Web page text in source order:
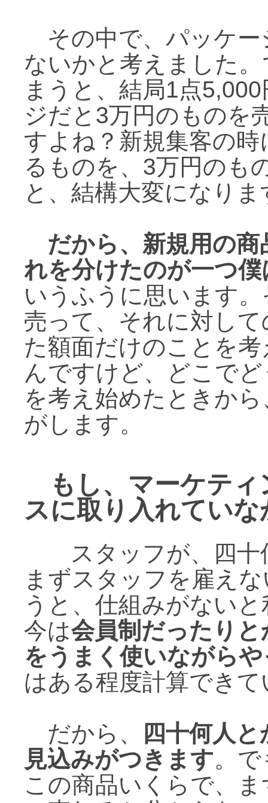
その中で、パッケー
ないかと考えました
まうと、結局1点
ジだと3万円のものを
すよね？新規集客の
るものを、3万円のも
と、結構大変になりま
だから、新規用の
れを分けたのが一つ
いうふうに思います
売って、それに対し
た額面だけのことを
んですけど、どこで
を考え始めたときか
がします。
もし、マーケティ
スに取り入れてい
スタッフが、四十
まずスタッフを雇え
うと、仕組みがない
今は会員制だったり
をうまく使いながら
はある程度計算でき
だから、
四十何人
見込みがつきます。
この商品いくらで、